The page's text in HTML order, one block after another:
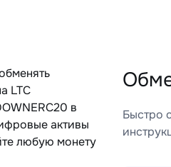
LTC
в
активы
любую монету
Быстро